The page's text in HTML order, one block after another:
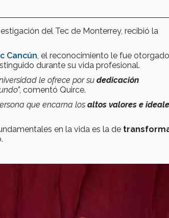
del Tec de Monterrey, recibió la
Cancún , el reconocimiento le fue
durante su vida profesional.
le ofrece por su dedicación
”, comentó Quirce.
que encarna los altos valores e
en la vida es la de